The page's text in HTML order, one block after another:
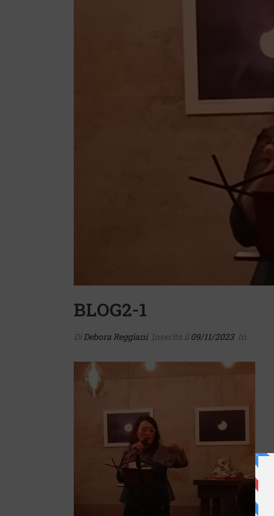
BLOG2-1
DiDebora Reggiani Inserito il09/11/2023 In